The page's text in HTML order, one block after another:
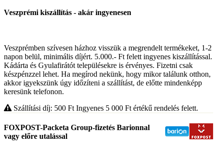
Veszprémi kiszállítás - akár ingyenesen
Veszprémben szívesen házhoz visszük a megrendelt termékeket, 1-2
napon belül, minimális díjért. 5.000.- Ft felett ingyenes kiszállítással.
Kádárta és Gyulafirátót településekre is érvényes. Fizetni csak
készpénzzel lehet. Ha megírod nekünk, hogy mikor találunk otthon,
akkor igyekszünk úgy időzíteni a szállítást, de előtte mindenképp
keresünk telefonon.
Szállítási díj: 500 Ft Ingyenes 5 000 Ft értékű rendelés felett.
FOXPOST-Packeta Group-fizetés Barionnal
vagy előre utalással